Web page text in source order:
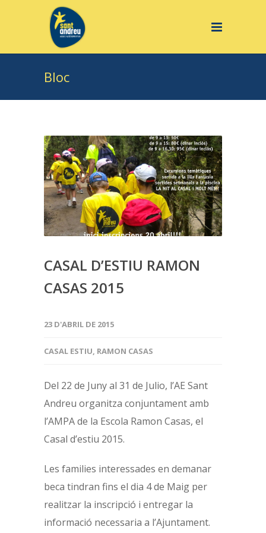
Bloc
CASAL D’ESTIU RAMON
CASAS 2015
23 D'ABRIL DE 2015
CASAL ESTIU, RAMON CASAS
Del 22 de Juny al 31 de Julio, l’AE Sant
Andreu organitza conjuntament amb
l’AMPA de la Escola Ramon Casas, el
Casal d’estiu 2015.
Les families interessades en demanar
beca tindran fins el dia 4 de Maig per
realitzar la inscripció i entregar la
informació necessaria a l’Ajuntament.